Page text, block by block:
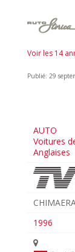
Voir les 14
Publié: 29
AUTO
Voitures
Anglaises
1996